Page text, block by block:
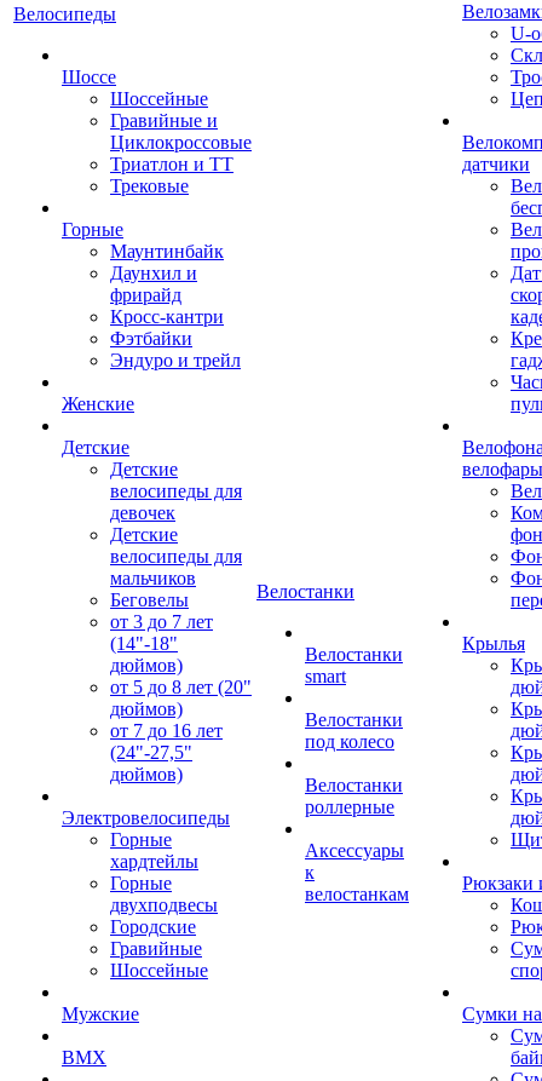
Велосипеды
Шоссе
Шоссейные
Гравийные и
Циклокроссовые
Триатлон и ТТ
Трековые
Горные
Маунтинбайк
Даунхил и
фрирайд
Кросс-кантри
Фэтбайки
Эндуро и трейл
Женские
Детские
Детские
велосипеды для
девочек
Детские
велосипеды для
мальчиков
Беговелы
от 3 до 7 лет
(14"-18"
дюймов)
от 5 до 8 лет (20"
дюймов)
от 7 до 16 лет
(24"-27,5"
дюймов)
Электровелосипеды
Горные
хардтейлы
Горные
двухподвесы
Городские
Гравийные
Шоссейные
Мужские
BMX
Велостанки
Велостанки
smart
Велостанки
под колесо
Велостанки
роллерные
Аксессуары
к
велостанкам
U-
датчики
велофары
Крылья
Рюкзаки
Сумки